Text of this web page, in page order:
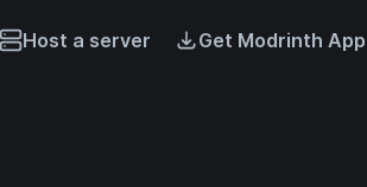
Host a server Get Modrinth App